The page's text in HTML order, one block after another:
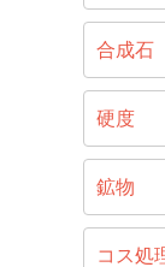
合成石
硬度
鉱物
コス処